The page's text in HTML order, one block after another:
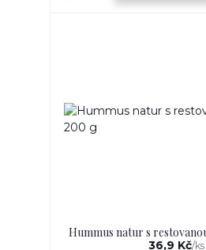
Hummus natur s
36,9 Kč/ks